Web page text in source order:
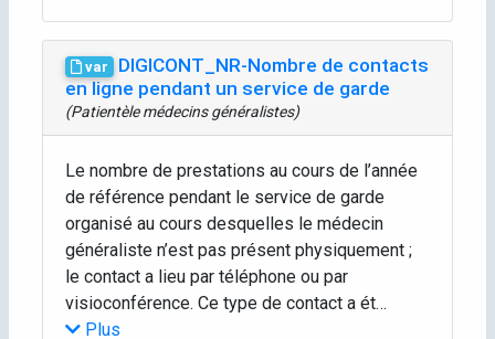
var
DIGICONT_NR-Nombre de contacts
en ligne pendant un service de garde
(Patientèle médecins généralistes)
Le nombre de prestations au cours de l’année
de référence pendant le service de garde
organisé au cours desquelles le médecin
généraliste n’est pas présent physiquement ;
le contact a lieu par téléphone ou par
visioconférence. Ce type de contact a ét…
Plus